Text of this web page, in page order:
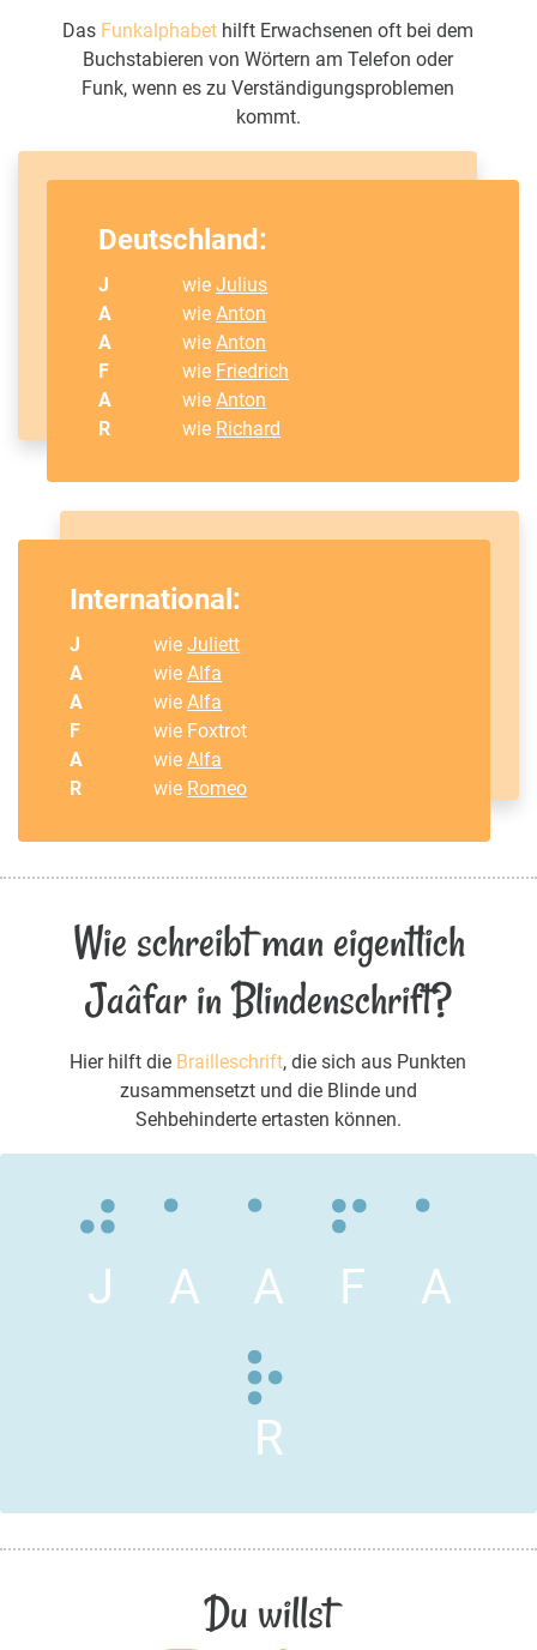
Das Funkalphabet hilft Erwachsenen oft bei dem
Buchstabieren von Wörtern am Telefon oder
Funk, wenn es zu Verständigungsproblemen
kommt.
Deutschland:
J wieJulius
A
wieAnton
A
wieAnton
F
wie Friedrich
A
wieAnton
R
wie Richard
International:
J wieJuliett
A
wieAlfa
A
wieAlfa
F
wie Foxtrot
A
wieAlfa
R
wie Romeo
Wie schreibt man eigentlich
Jaâfar in Blindenschrift?
Hier hilft die Brailleschrift, die sich aus Punkten
zusammensetzt und die Blinde und
Sehbehinderte ertasten können.
J A A F A
R
Du willst